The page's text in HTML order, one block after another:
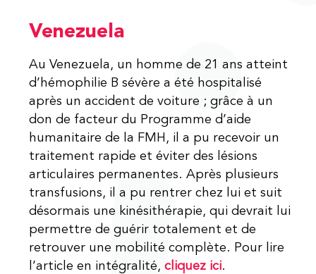
Venezuela
Au Venezuela, un homme de 21 ans atteint
d’hémophilie B sévère a été hospitalisé
après un accident de voiture ; grâce à un
don de facteur du Programme d’aide
humanitaire de la FMH, il a pu recevoir un
traitement rapide et éviter des lésions
articulaires permanentes. Après plusieurs
transfusions, il a pu rentrer chez lui et suit
désormais une kinésithérapie, qui devrait lui
permettre de guérir totalement et de
retrouver une mobilité complète. Pour lire
l’article en intégralité,cliquez ici.